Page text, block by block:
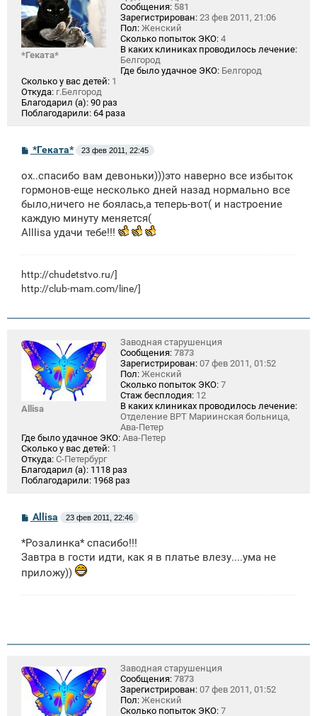
*Геката*
Сообщения: 581
Зарегистрирован: 23 фев 2011, 21:06
Пол: Женский
Сколько попыток ЭКО: 4
В каких клиниках проводилось лечение:
Белгород
Где было удачное ЭКО: Белгород
Сколько у вас детей: 1
Откуда: г.Белгород
Благодарил (а): 90 раз
Поблагодарили: 64 раза
С
б
щ
е
н
и
е
*Геката* 23 фев 2011, 22:45
ох..спасибо вам девоньки)))это наверно все избыток
гормонов-еще несколько дней назад нормально все
было,ничего не боялась,а теперь-вот( и настроение
каждую минуту меняется(
Alllisa удачи тебе!!!
http://chudetstvo.ru/]
http://club-mam.com/line/]
Allisa
Заводная старушенция
Сообщения: 7873
Зарегистрирован: 07 фев 2011, 01:52
Пол: Женский
Сколько попыток ЭКО: 7
Стаж бесплодия: 12
В каких клиниках проводилось лечение:
Отделение ВРТ Мариинская больница,
Ава-Петер
Где было удачное ЭКО: Ава-Петер
Сколько у вас детей: 1
Откуда: С-Петербург
Благодарил (а): 1118 раз
Поблагодарили: 1968 раз
С
б
щ
н
Allisa 23 фев 2011, 22:46
*Розалинка* спасибо!!!
Завтра в гости идти, как я в платье влезу....ума не
приложу))
Заводная старушенция
Сообщения: 7873
Зарегистрирован: 07 фев 2011, 01:52
Пол: Женский
Сколько попыток ЭКО: 7